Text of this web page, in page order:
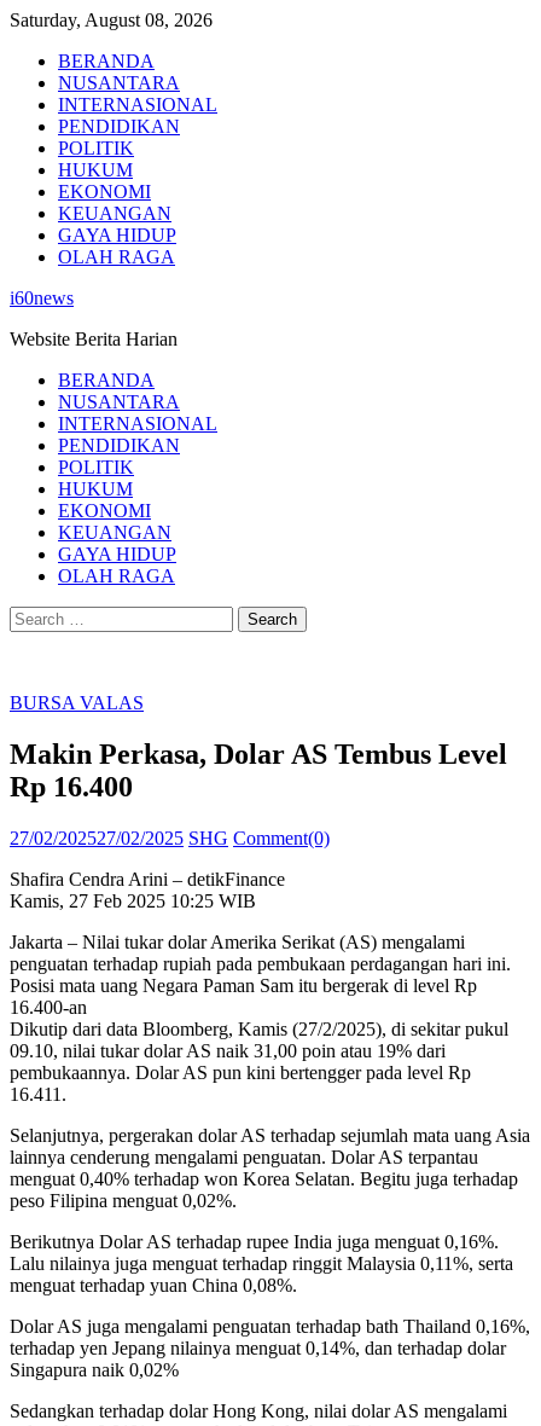
Skip
content
Saturday, August 08, 2026
BERANDA
NUSANTARA
INTERNASIONAL
PENDIDIKAN
POLITIK
HUKUM
EKONOMI
KEUANGAN
GAYA HIDUP
OLAH RAGA
i60news
Website Berita Harian
BERANDA
NUSANTARA
INTERNASIONAL
PENDIDIKAN
POLITIK
HUKUM
EKONOMI
KEUANGAN
GAYA HIDUP
OLAH RAGA
Search
for:
BURSA VALAS
Makin Perkasa, Dolar AS Tembus Level
Rp 16.400
Posted
27/02/202527/02/2025 Author
SHG Comment(0)
Shafira Cendra Arini – detikFinance
Kamis, 27 Feb 2025 10:25 WIB
Jakarta – Nilai tukar dolar Amerika Serikat (AS) mengalami
penguatan terhadap rupiah pada pembukaan perdagangan hari ini.
Posisi mata uang Negara Paman Sam itu bergerak di level Rp
16.400-an
Dikutip dari data Bloomberg, Kamis (27/2/2025), di sekitar pukul
09.10, nilai tukar dolar AS naik 31,00 poin atau 19% dari
pembukaannya. Dolar AS pun kini bertengger pada level Rp
16.411.
Selanjutnya, pergerakan dolar AS terhadap sejumlah mata uang Asia
lainnya cenderung mengalami penguatan. Dolar AS terpantau
menguat 0,40% terhadap won Korea Selatan. Begitu juga terhadap
peso Filipina menguat 0,02%.
Berikutnya Dolar AS terhadap rupee India juga menguat 0,16%.
Lalu nilainya juga menguat terhadap ringgit Malaysia 0,11%, serta
menguat terhadap yuan China 0,08%.
Dolar AS juga mengalami penguatan terhadap bath Thailand 0,16%,
terhadap yen Jepang nilainya menguat 0,14%, dan terhadap dolar
Singapura naik 0,02%
Sedangkan terhadap dolar Hong Kong, nilai dolar AS mengalami